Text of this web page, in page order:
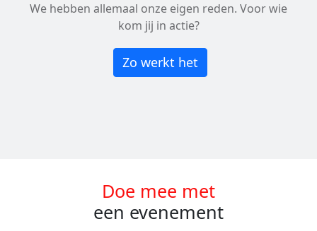
We hebben allemaal onze eigen reden. Voor wie
kom jij in actie?
Zo werkt het
Doe mee met
een evenement